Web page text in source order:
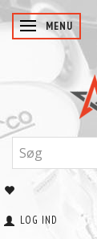
SKIFTE
MENU
LOG IND